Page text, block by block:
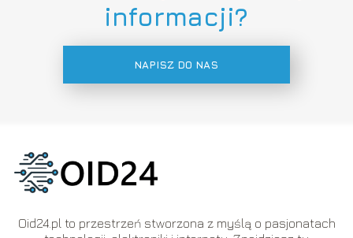
informacji?
NAPISZ DO NAS
Oid24.pl to przestrzeń stworzona z myślą o pasjonatach